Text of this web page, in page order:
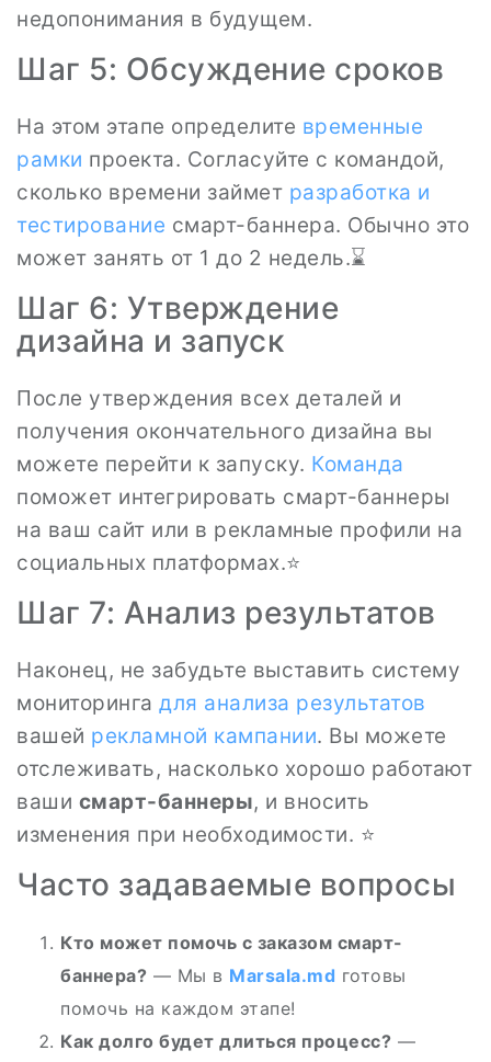
недопонимания в будущем.
Шаг 5: Обсуждение сроков
На этом этапе определите временные
рамки проекта. Согласуйте с командой,
сколько времени займет разработка и
тестирование смарт-баннера. Обычно это
может занять от 1 до 2 недель.⌛️
Шаг 6: Утверждение
дизайна и запуск
После утверждения всех деталей и
получения окончательного дизайна вы
можете перейти к запуску. Команда
поможет интегрировать смарт-баннеры
на ваш сайт или в рекламные профили на
социальных платформах.⭐️
Шаг 7: Анализ результатов
Наконец, не забудьте выставить систему
мониторинга для анализа результатов
вашей рекламной кампании. Вы можете
отслеживать, насколько хорошо работают
ваши смарт-баннеры, и вносить
изменения при необходимости. ⭐
Часто задаваемые вопросы
Кто может помочь с заказом смарт-
баннера? — Мы в Marsala.md готовы
помочь на каждом этапе!
Как долго будет длиться процесс? —